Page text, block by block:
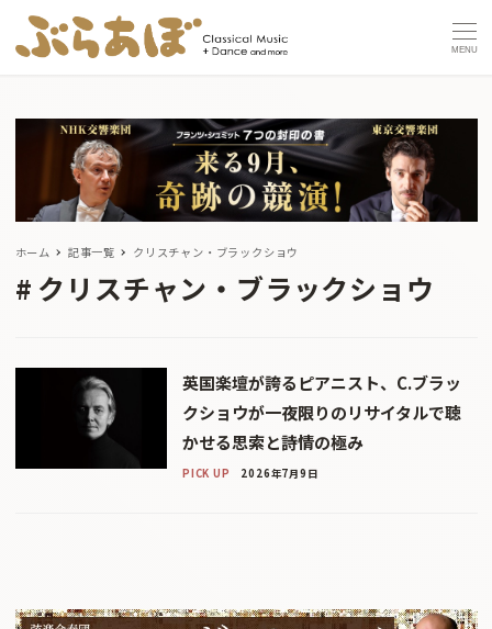
MENU
ホーム 記事一覧 クリスチャン・ブラックショウ
クリスチャン・ブラックショウ
英国楽壇が誇るピアニスト、C.ブラッ
クショウが一夜限りのリサイタルで聴
かせる思索と詩情の極み
PICK UP 2026年7月9日